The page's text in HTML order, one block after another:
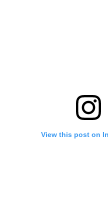
View this post on